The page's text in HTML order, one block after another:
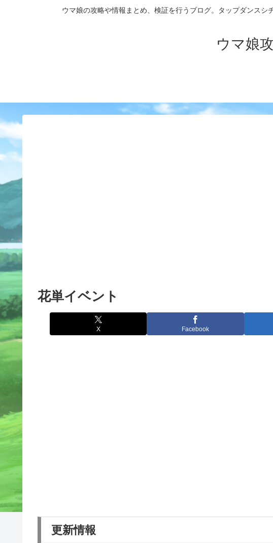
ウマ娘の攻略や情報まとめ、検証を行うブログ。タップダンス
ウマ娘
花単イベント
X Facebook
更新情報